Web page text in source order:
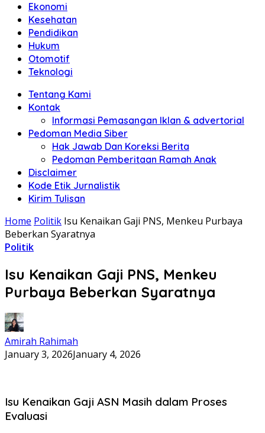
Ekonomi
Kesehatan
Pendidikan
Hukum
Otomotif
Teknologi
Tentang Kami
Kontak
Informasi Pemasangan Iklan & advertorial
Pedoman Media Siber
Hak Jawab Dan Koreksi Berita
Pedoman Pemberitaan Ramah Anak
Disclaimer
Kode Etik Jurnalistik
Kirim Tulisan
Home Politik Isu Kenaikan Gaji PNS, Menkeu Purbaya
Beberkan Syaratnya
Politik
Isu Kenaikan Gaji PNS, Menkeu
Purbaya Beberkan Syaratnya
Amirah Rahimah
January 3, 2026January 4, 2026
Isu Kenaikan Gaji ASN Masih dalam Proses
Evaluasi